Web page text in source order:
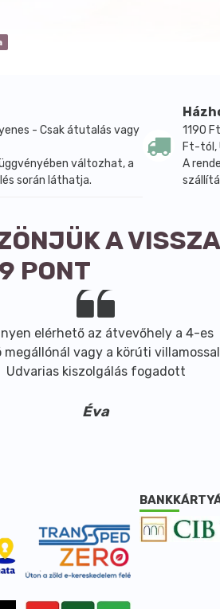
- Csak átutalás vagy
változhat, a
során láthatja.
1190
Ft-tól,
A
A
PONT
elérhető az átvevőhely a 4-es
megállónál vagy a körúti
Udvarias kiszolgálás fogadott
Éva